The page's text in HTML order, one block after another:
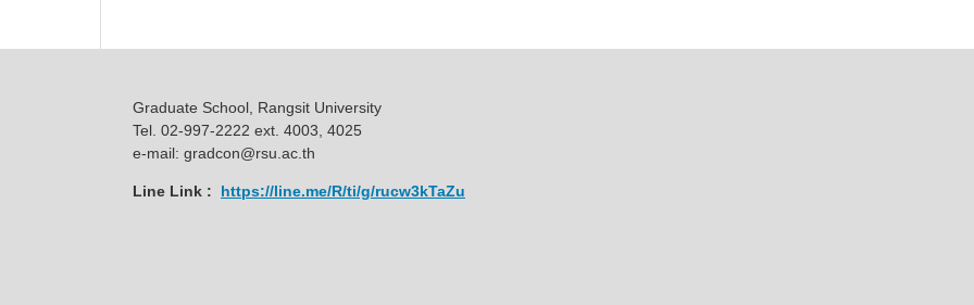
Graduate School, Rangsit University
Tel. 02-997-2222 ext. 4003, 4025
e-mail: gradcon@rsu.ac.th
Line Link : https://line.me/R/ti/g/rucw3kTaZu